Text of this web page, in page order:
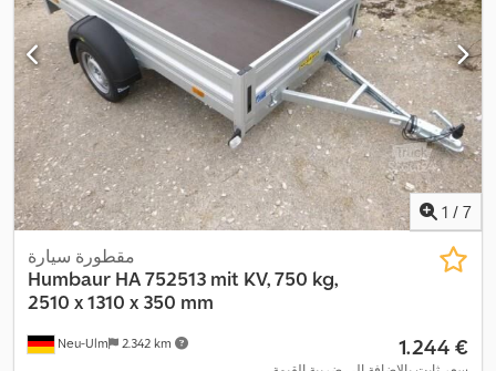
1 / 7
Neu-Ulm 2.342 km
مقطورة سيارة
Humbaur HA 752513 mit KV, 750 kg,
2510 x 1310 x 350 mm
‏1.244 €